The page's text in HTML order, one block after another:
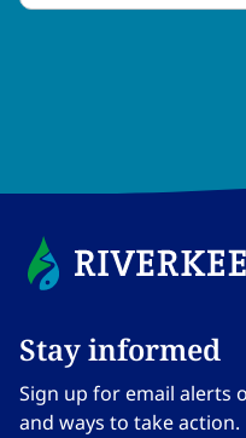
Stay informed​​​​‌ ‍ ​‍​‍‌‍ ‌ ​‍‌‍‍‌‌‍‌ ‌‍‍‌‌‍ ‍​‍​‍​ ‍‍​‍​‍‌ ​ ‌‍​‌‌‍ ‍‌‍‍‌‌ ‌​‌ ‍‌​‍ ‍‌‍‍‌‌‍ ​‍​‍​‍ ​​‍​‍‌‍‍​‌ ​‍‌‍‌‌‌‍‌‍​‍​‍​ ‍‍​‍​‍‌‍‍​‌ ‌​‌ ‌​‌ ​​‌ ​ ​ ‍‍​‍ ​‍ ‌‍​ ‌‍ ‌‌ ​ ​‍ ‍‌‍ ‌‌‍​‌‌‍‍‌‌‍ ‍​‍ ‍​ ​‍​ ​​​ ​‍​ ‌​‌ ​‍‌‍‌‌‌‍‌​‌‍‌‌‌ ​ ‌‍‍‌‌‍‌ ‌‍ ‍​‍ ‍‌ ​‍‌‍‍‌‌ ‌‍‌‍‌‌‌ ​‍‌‍‍ ‌‍‌‌‌‍‌‌‌ ​​‌‍‌‌‌ ​‍​‍ ‍‌‍ ‌ ​‍‌‍‌ ​‍ ‌‍‍‌‌‍ ‍‌ ‌​‌‍‌‌‌‍ ‍‌ ‌​​‍ ‌‍‌‌‌‍‌​‌‍‍‌‌ ‌​​‍ ‌‍ ‌‌‍ ‌‍‌​‌‍‌‌​ ‌‌ ​​‌ ​‍‌‍‌‌‌ ​ ‌‍‌‌‌‍ ‍‌ ‌​‌‍​‌‌ ‌​‌‍‍‌‌‍ ‌‍ ‍​ ‍ ‌‍‍‌‌‍‌​​ ‌‌‍‌‍‌‍ ‌‍ ‌ ‌​‌‍‌‌‌ ​‍​ ‍ ‌ ‌​‌ ‍‌‌ ​​‌‍‌‌​ ‌‌‍‌‍‌‍ ‌‍ ‌ ‌​‌‍‌‌‌ ​‍​ ‍ ‌ ​​‌‍​‌‌ ‌​‌‍‍​​ ‌‌‍ ‍‌‍‌‌‌ ‌ ‌ ​ ‌‍ ​‌‍‌‌‌ ‌​‌ ‌​‌‍‌‌‌ ​‍​‍ ‍‌ ‌​‌‍‍‌‌ ‌​‌‍ ​‌‍‌‌​ ‌‍​‍‌‍​‌‌ ​ ‌‍‌‌‌‌‌‌‌ ​‍‌‍ ​​ ‌‌‍‍​‌ ‌​‌ ‌​‌ ​​‌ ​ ​‍‌‌​ ​ ‌​​‌​‍‌‌​ ​‍‌​‌‍​‍‌‌​ ​‍‌​‌‍‌‍​ ‌‍ ‌‌ ​ ​‍ ‍‌‍ ‌‌‍​‌‌‍‍‌‌‍ ‍​‍ ‍​ ​‍​ ​​​ ​‍​ ‌​‌ ​‍‌‍‌‌‌‍‌​‌‍‌‌‌ ​ ‌‍‍‌‌‍‌ ‌‍ ‍​‍ ‍‌ ​‍‌‍‍‌‌ ‌‍‌‍‌‌‌ ​‍‌‍‍ ‌‍‌‌‌‍‌‌‌ ​​‌‍‌‌‌ ​‍​‍ ‍‌‍ ‌ ​‍‌‍‌ ​‍‌‍‌‍‍‌‌‍‌​​ ‌‌‍‌‍‌‍ ‌‍ ‌ ‌​‌‍‌‌‌ ​‍​‍‌‍‌ ‌​‌ ‍‌‌ ​​‌‍‌‌​ ‌‌‍‌‍‌‍ ‌‍ ‌ ‌​‌‍‌‌‌ ​‍​‍‌‍‌ ​​‌‍​‌‌ ‌​‌‍‍​​ ‌‌‍ ‍‌‍‌‌‌ ‌ ‌ ​ ‌‍ ​‌‍‌‌‌ ‌​‌ ‌​‌‍‌‌‌ ​‍​‍ ‍‌ ‌​‌‍‍‌‌ ‌​‌‍ ​‌‍‌‌​‍‌‍‌ ​​‌‍‌‌‌ ​‍‌ ​ ‌ ​​‌‍‌‌‌‍​ ‌ ‌​‌‍‍‌‌ ‌‍‌‍‌‌​ ‌‌ ​​‌ ‌‌‌‍​‍‌‍ ​‌‍‍‌‌ ​ ‌‍‍​‌‍‌‌‌‍‌​​‍​‍‌ ‌
Sign up for email alerts
and ways to take action.​​​​‌ ‍ ​‍​‍‌‍ ‌ ​‍‌‍‍‌‌‍‌ ‌‍‍‌‌‍ ‍​‍​‍​ ‍‍​‍​‍‌ ​ ‌‍​‌‌‍ ‍‌‍‍‌‌ ‌​‌ ‍‌​‍ ‍‌‍‍‌‌‍ ​‍​‍​‍ ​​‍​‍‌‍‍​‌ ​‍‌‍‌‌‌‍‌‍​‍​‍​ ‍‍​‍​‍‌‍‍​‌ ‌​‌ ‌​‌ ​​‌ ​ ​ ‍‍​‍ ​‍ ‌‍​ ‌‍ ‌‌ ​ ​‍ ‍‌‍ ‌‌‍​‌‌‍‍‌‌‍ ‍​‍ ‍​ ​‍​ ​​​ ​‍​ ‌​‌ ​‍‌‍‌‌‌‍‌​‌‍‌‌‌ ​ ‌‍‍‌‌‍‌ ‌‍ ‍​‍ ‍‌ ​‍‌‍‍‌‌ ‌‍‌‍‌‌‌ ​‍‌‍‍ ‌‍‌‌‌‍‌‌‌ ​​‌‍‌‌‌ ​‍​‍ ‍‌‍ ‌ ​‍‌‍‌ ​‍ ‌‍‍‌‌‍ ‍‌ ‌​‌‍‌‌‌‍ ‍‌ ‌​​‍ ‌‍‌‌‌‍‌​‌‍‍‌‌ ‌​​‍ ‌‍ ‌‌‍ ‌‍‌​‌‍‌‌​ ‌‌ ​​‌ ​‍‌‍‌‌‌ ​ ‌‍‌‌‌‍ ‍‌ ‌​‌‍​‌‌ ‌​‌‍‍‌‌‍ ‌‍ ‍​ ‍ ‌‍‍‌‌‍‌​​ ‌‌‍‌‍‌‍ ‌‍ ‌ ‌​‌‍‌‌‌ ​‍​ ‍ ‌ ‌​‌ ‍‌‌ ​​‌‍‌‌​ ‌‌‍‌‍‌‍ ‌‍ ‌ ‌​‌‍‌‌‌ ​‍​ ‍ ‌ ​​‌‍​‌‌ ‌​‌‍‍​​ ‌‌‍ ‍‌‍‌‌‌ ‌ ‌ ​ ‌‍ ​‌‍‌‌‌ ‌​‌ ‌​‌‍‌‌‌ ​‍​‍ ‍‌‍‌​‌‍‌‌‌ ​ ‌‍​ ‌ ​‍‌‍‍‌‌ ​​‌ ‌​‌‍‍‌‌‍ ‌‍ ‍​ ‌‍​‍‌‍​‌‌ ​ ‌‍‌‌‌‌‌‌‌ ​‍‌‍ ​​ ‌‌‍‍​‌ ‌​‌ ‌​‌ ​​‌ ​ ​‍‌‌​ ​ ‌​​‌​‍‌‌​ ​‍‌​‌‍​‍‌‌​ ​‍‌​‌‍‌‍​ ‌‍ ‌‌ ​ ​‍ ‍‌‍ ‌‌‍​‌‌‍‍‌‌‍ ‍​‍ ‍​ ​‍​ ​​​ ​‍​ ‌​‌ ​‍‌‍‌‌‌‍‌​‌‍‌‌‌ ​ ‌‍‍‌‌‍‌ ‌‍ ‍​‍ ‍‌ ​‍‌‍‍‌‌ ‌‍‌‍‌‌‌ ​‍‌‍‍ ‌‍‌‌‌‍‌‌‌ ​​‌‍‌‌‌ ​‍​‍ ‍‌‍ ‌ ​‍‌‍‌ ​‍‌‍‌‍‍‌‌‍‌​​ ‌‌‍‌‍‌‍ ‌‍ ‌ ‌​‌‍‌‌‌ ​‍​‍‌‍‌ ‌​‌ ‍‌‌ ​​‌‍‌‌​ ‌‌‍‌‍‌‍ ‌‍ ‌ ‌​‌‍‌‌‌ ​‍​‍‌‍‌ ​​‌‍​‌‌ ‌​‌‍‍​​ ‌‌‍ ‍‌‍‌‌‌ ‌ ‌ ​ ‌‍ ​‌‍‌‌‌ ‌​‌ ‌​‌‍‌‌‌ ​‍​‍ ‍‌‍‌​‌‍‌‌‌ ​ ‌‍​ ‌ ​‍‌‍‍‌‌ ​​‌ ‌​‌‍‍‌‌‍ ‌‍ ‍​‍‌‍‌ ​​‌‍‌‌‌ ​‍‌ ​ ‌ ​​‌‍‌‌‌‍​ ‌ ‌​‌‍‍‌‌ ‌‍‌‍‌‌​ ‌‌ ​​‌ ‌‌‌‍​‍‌‍ ​‌‍‍‌‌ ​ ‌‍‍​‌‍‌‌‌‍‌​​‍​‍‌ ‌